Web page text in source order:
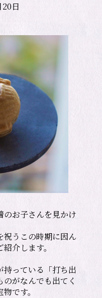
日
のお子さんを見かけ
祝うこの時期に因ん
介します。
持っている「打ち出
がなんでも出てく
です。